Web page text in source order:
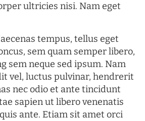
ultricies nisi. Nam eget
tempus, tellus eget
sem quam semper libero,
sem neque sed ipsum. Nam
vel, luctus pulvinar, hendrerit
nec odio et ante tincidunt
sapien ut libero venenatis
ante. Etiam sit amet orci